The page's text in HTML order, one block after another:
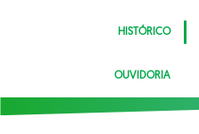
HISTÓRICO
OUVIDORIA